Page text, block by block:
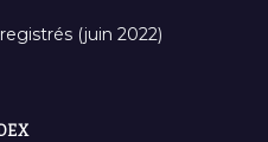
(juin 2022)